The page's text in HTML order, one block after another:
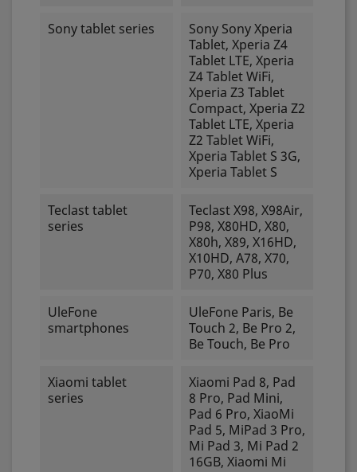
Sony tablet series
Sony Sony Xperia
Tablet, Xperia Z4
Tablet LTE, Xperia
Z4 Tablet WiFi,
Xperia Z3 Tablet
Compact, Xperia Z2
Tablet LTE, Xperia
Z2 Tablet WiFi,
Xperia Tablet S 3G,
Xperia Tablet S
Teclast tablet
series
Teclast X98, X98Air,
P98, X80HD, X80,
X80h, X89, X16HD,
X10HD, A78, X70,
P70, X80 Plus
UleFone
smartphones
UleFone Paris, Be
Touch 2, Be Pro 2,
Be Touch, Be Pro
Xiaomi tablet
series
Xiaomi Pad 8, Pad
8 Pro, Pad Mini,
Pad 6 Pro, XiaoMi
Pad 5, MiPad 3 Pro,
Mi Pad 3, Mi Pad 2
16GB, Xiaomi Mi